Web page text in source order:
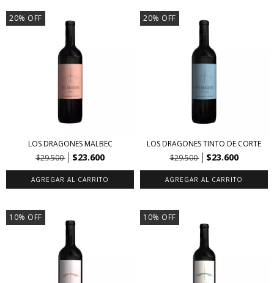
20% OFF
LOS DRAGONES MALBEC
$29.500
$23.600
20% OFF
LOS DRAGONES TINTO DE CORTE
$29.500
$23.600
10% OFF 10% OFF